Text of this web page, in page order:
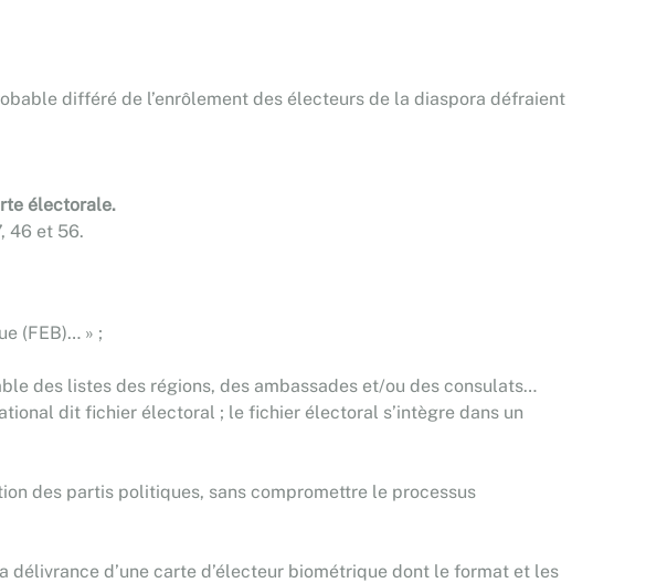
différé de l’enrôlement des électeurs de la diaspora défraient
électorale.
46 et 56.
(FEB)… » ;
des listes des régions, des ambassades et/ou des consulats…
dit fichier électoral ; le fichier électoral s’intègre dans un
des partis politiques, sans compromettre le processus
d’une carte d’électeur biométrique dont le format et les